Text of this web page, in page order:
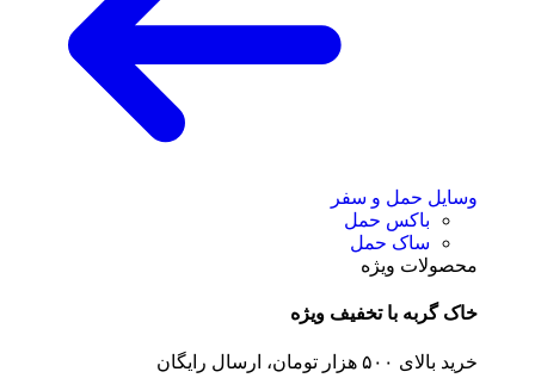
وسایل حمل و سفر
باکس حمل
ساک حمل
محصولات ویژه
خاک گربه با تخفیف ویژه
خرید بالای ۵۰۰ هزار تومان، ارسال رایگان